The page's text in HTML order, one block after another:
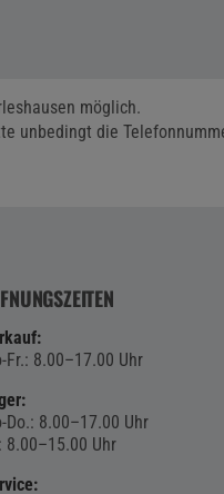
möglich.
unbedingt die
Fr.: 8.00–17.00 Uhr
Do.: 8.00–17.00 Uhr
8.00–15.00 Uhr